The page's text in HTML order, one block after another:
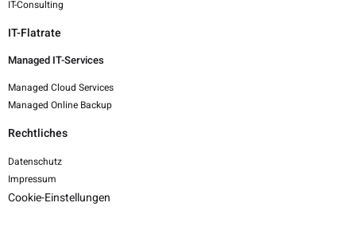
IT-Consulting
IT-Flatrate
Managed IT-Services
Managed Cloud Services
Managed Online Backup
Rechtliches
Datenschutz
Impressum
Cookie-Einstellungen